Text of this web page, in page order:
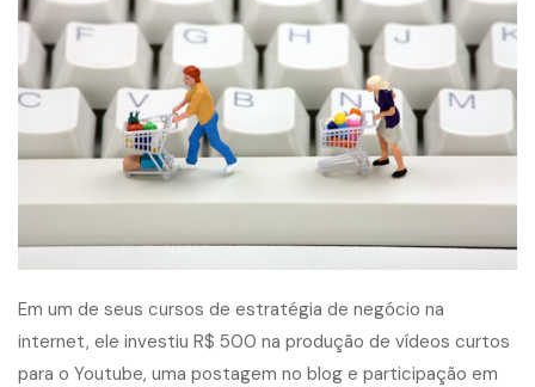
Em um de seus cursos de estratégia de negócio na
internet, ele investiu R$ 500 na produção de vídeos curtos
para o Youtube, uma postagem no blog e participação em